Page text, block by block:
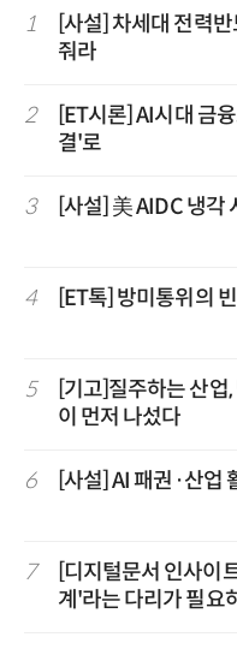
1
[사설] 차세대 전력
줘라
2
[ET시론] AI시대 금
결'로
3 [사설] 美 AIDC 냉각
4 [ET톡] 방미통위의
5
[기고]질주하는 산
이 먼저 나섰다
6 [사설] AI 패권·산업
7
[디지털문서 인사이
계'라는 다리가 필요